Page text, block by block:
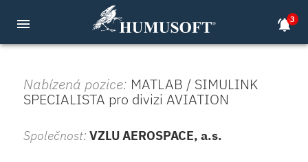
menu notifications_active3
Nabízená pozice: MATLAB / SIMULINK
SPECIALISTA pro divizi AVIATION
Společnost: VZLU AEROSPACE, a.s.